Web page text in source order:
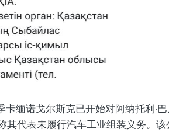
卡缅诺戈尔斯克已开始对阿纳托利·
其代表未履行汽车工业组装义务。